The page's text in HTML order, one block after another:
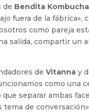
de Bendita Kombucha
fuera de la
como pareja
salida, compartir un
deVitannay
como una
separar ambas
tema de